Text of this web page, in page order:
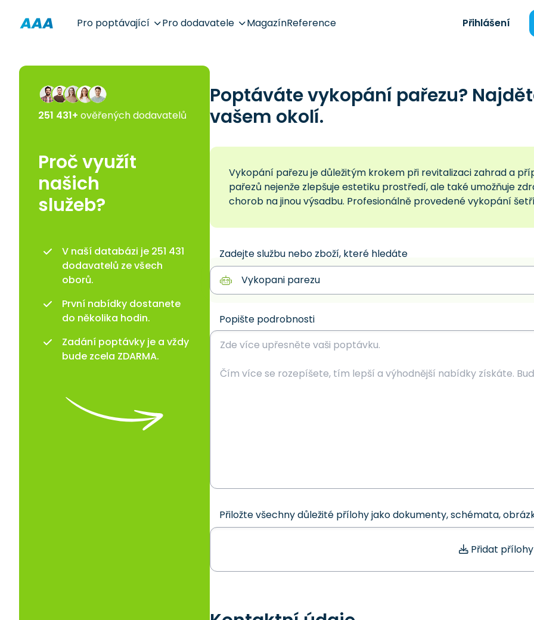
Pro poptávající Pro dodavatele MagazínReference Přihlášení
Poptáváte vykopání pařezu?
vašem okolí.
Vykopání pařezu je důležitým krokem při revitalizaci zahrad a
pařezů nejenže zlepšuje estetiku prostředí, ale také umožňuje
chorob na jinou výsadbu. Profesionálně provedené vykopání
Zadejte službu nebo zboží, které hledáte
Popište podrobnosti
Přiložte všechny důležité přílohy jako dokumenty, schémata,
Přidat přílohy
251 431+ ověřených dodavatelů
Proč využít
našich
služeb?
V naší databázi je 251 431
dodavatelů ze všech
oborů.
První nabídky dostanete
do několika hodin.
Zadání poptávky je a vždy
bude zcela ZDARMA.